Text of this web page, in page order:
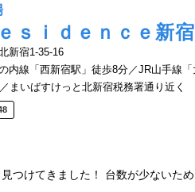
ｓｉｄｅｎｃｅ新宿
新宿1-35-16
内線「西新宿駅」徒歩8分／JR山手線「
まいばすけっと北新宿税務署通り近く
つけてきました！ 台数が少ないた